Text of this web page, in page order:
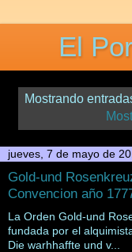
El
Mostrando
jueves, 7 de mayo de
Gold-und
Convencion año
La Orden Gold-und
fundada por el
Die warhhaffte und v...